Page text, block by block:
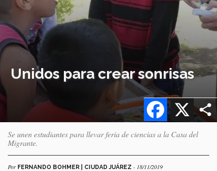
Unidos para crear sonrisas
X
Facebook
Se unen estudiantes para llevar feria de ciencias a la Casa del
Migrante.
Por FERNANDO BOHMER | CIUDAD JUÁREZ - 18/11/2019